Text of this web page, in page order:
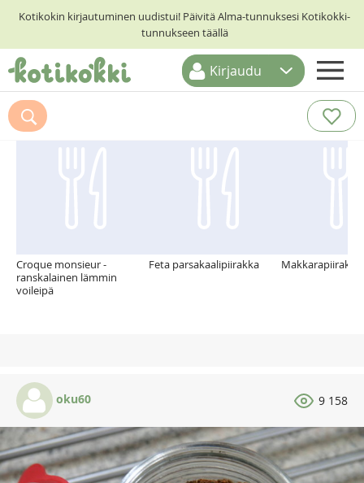
Kotikokin kirjautuminen uudistui! Päivitä Alma-tunnuksesi Kotikokki-
tunnukseen täällä
ETUSIVU
RESEPTIHAKU
Kirjaudu
Suosittelemme myös
Croque monsieur -
ranskalainen lämmin
voileipä
Feta parsakaalipiirakka Makkarapiirakat
oku60 9 158